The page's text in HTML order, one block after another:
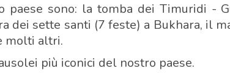
paese sono: la tomba dei Timuridi -
dei sette santi (7 feste) a Bukhara, il
molti altri.
più iconici del nostro paese.